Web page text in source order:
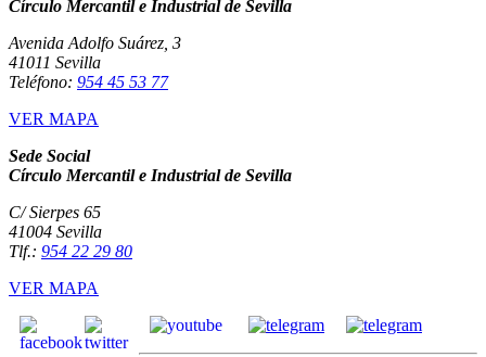
Círculo Mercantil e Industrial de Sevilla
Avenida Adolfo Suárez, 3
41011 Sevilla
Teléfono: 954 45 53 77
VER MAPA
Sede Social
Círculo Mercantil e Industrial de Sevilla
C/ Sierpes 65
41004 Sevilla
Tlf.: 954 22 29 80
VER MAPA